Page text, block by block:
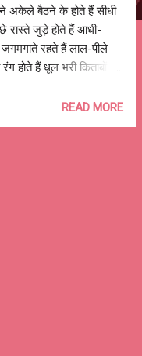
अकेले बैठने के होते हैं सीधी
जुड़े होते हैं आधी-
जगमगाते रहते हैं लाल-पीले
होते हैं धूल भरी किताबों में
की धुन में भी कुछ किस्से
READ MORE